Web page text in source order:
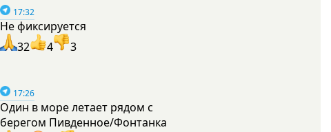
17:32
Не фиксируется
32
4 3
17:26
Один в море летает рядом с
берегом Пивденное/Фонтанка